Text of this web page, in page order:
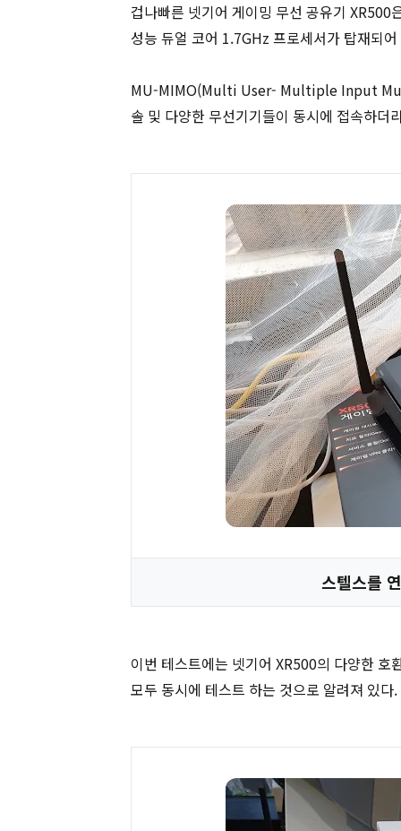
겁나빠른 넷기어 게이밍 무선 공유기
성능 듀얼 코어 1.7GHz 프로세서가 탑재되
MU-MIMO(Multi User- Multiple Input
솔 및 다양한 무선기기들이 동시에 접속하더
스텔스를
이번 테스트에는 넷기어 XR500의 다양한
모두 동시에 테스트 하는 것으로 알려져 있다.